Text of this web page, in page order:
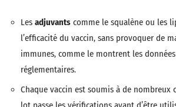
Les adjuvants comme le squalène ou les
l’efficacité du vaccin, sans provoquer de
immunes, comme le montrent les
réglementaires.
Chaque vaccin est soumis à de nombreux